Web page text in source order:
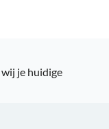
je huidige